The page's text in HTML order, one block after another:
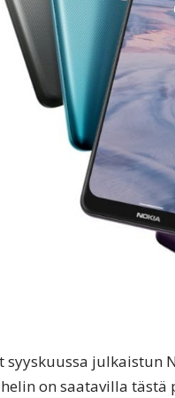
julkaistun
on saatavilla